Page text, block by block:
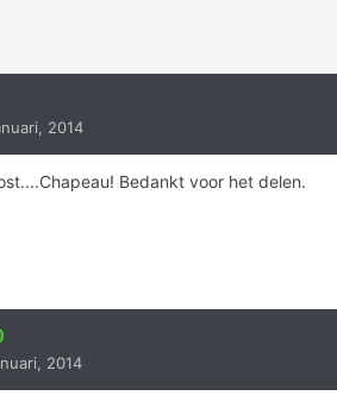
2014
Bedankt voor het delen.
2014